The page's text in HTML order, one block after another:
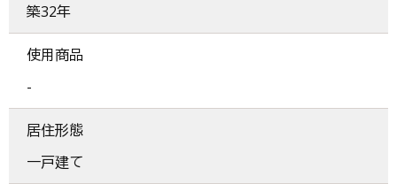
築32年
使用商品
-
居住形態
一戸建て